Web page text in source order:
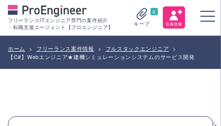
フリーランスITエンジニア専門の案件紹介
・転職支援エージェント【プロエンジニア】
0
キープ
ホーム > フリーランス案件情報 > フルスタックエンジニア
>
【C#】Webエンジニア★建機シミュレーションシステムのサービス開発